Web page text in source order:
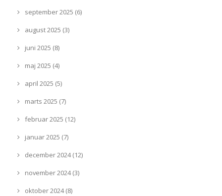
september 2025 (6)
august 2025 (3)
juni 2025 (8)
maj 2025 (4)
april 2025 (5)
marts 2025 (7)
februar 2025 (12)
januar 2025 (7)
december 2024 (12)
november 2024 (3)
oktober 2024 (8)